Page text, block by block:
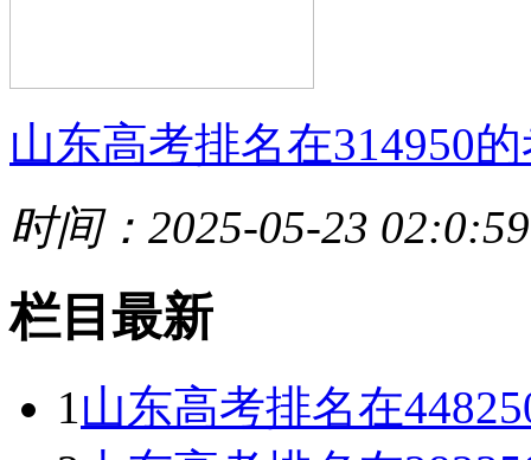
山东高考排名在314950
时间：2025-05-23 02:0:59
栏目最新
1山东高考排名在